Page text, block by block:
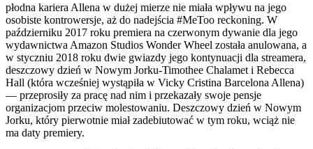
płodna kariera Allena w dużej mierze nie miała wpływu na jego
osobiste kontrowersje, aż do nadejścia #MeToo reckoning. W
październiku 2017 roku premiera na czerwonym dywanie dla jego
wydawnictwa Amazon Studios Wonder Wheel została anulowana, a
w styczniu 2018 roku dwie gwiazdy jego kontynuacji dla streamera,
deszczowy dzień w Nowym Jorku-Timothee Chalamet i Rebecca
Hall (która wcześniej wystąpiła w Vicky Cristina Barcelona Allena)
— przeprosiły za pracę nad nim i przekazały swoje pensje
organizacjom przeciw molestowaniu. Deszczowy dzień w Nowym
Jorku, który pierwotnie miał zadebiutować w tym roku, wciąż nie
ma daty premiery.